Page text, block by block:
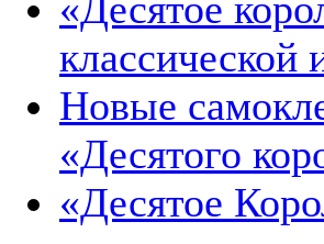
«Десятое
классической
Новые
«Десятого
«Десятое